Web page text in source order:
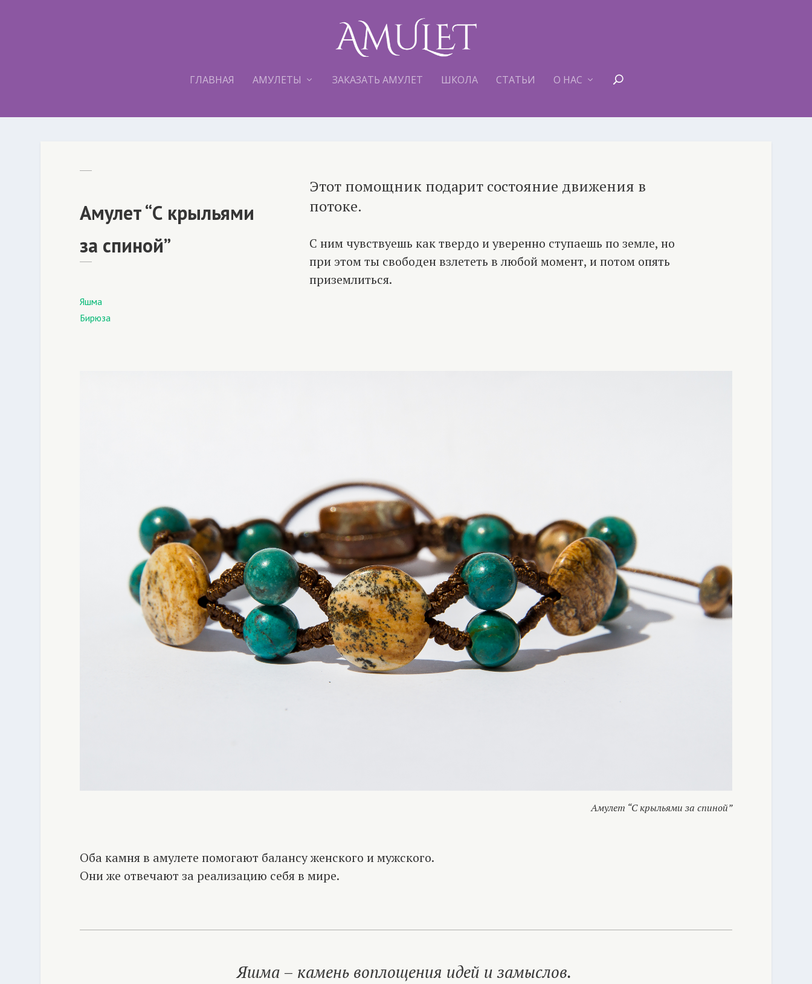
ГЛАВНАЯ АМУЛЕТЫ ЗАКАЗАТЬ АМУЛЕТ ШКОЛА СТАТЬИ О НАС
Амулет “С крыльями
за спиной”
Яшма
Бирюза
Этот помощник подарит состояние движения в
потоке.
С ним чувствуешь как твердо и уверенно ступаешь по земле, но
при этом ты свободен взлететь в любой момент, и потом опять
приземлиться.
Амулет “С крыльями за спиной”
Оба камня в амулете помогают балансу женского и мужского.
Они же отвечают за реализацию себя в мире.
Яшма – камень воплощения идей и замыслов.